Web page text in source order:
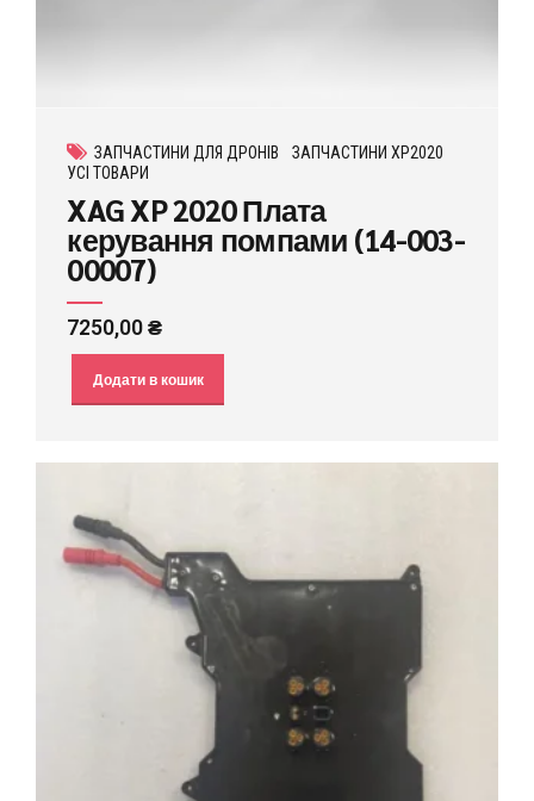
ЗАПЧАСТИНИ ДЛЯ ДРОНІВ
ЗАПЧАСТИНИ XP2020
УСІ ТОВАРИ
XAG XP 2020 Плата
керування помпами (14-003-
00007)
7250,00₴
Додати в кошик